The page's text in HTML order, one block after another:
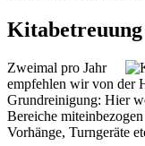
Zweimal pro Jahr
empfehlen wir von der
Grundreinigung: Hier
Bereiche
Vorhänge, Turngeräte